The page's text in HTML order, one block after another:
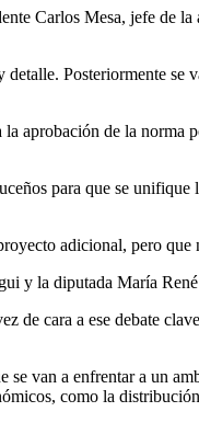
Carlos Mesa, jefe de
detalle. Posteriormente se
aprobación de la norma
para que se unifique
adicional, pero que
y la diputada María
de cara a ese debate
se van a enfrentar a un
, como la